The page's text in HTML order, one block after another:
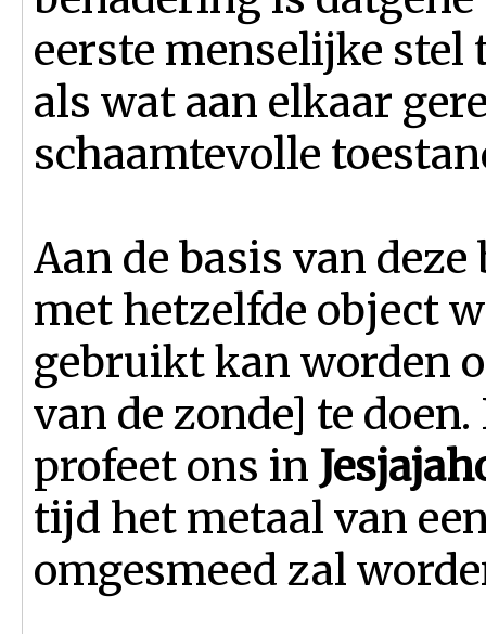
eerste menselijke stel
als wat aan elkaar
schaamtevolle
Aan de basis van
met hetzelfde object
gebruikt kan worden
van de zonde] te
profeet ons in
tijd het metaal van
omgesmeed zal